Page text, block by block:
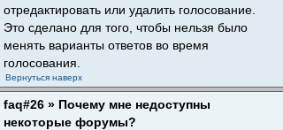
отредактировать или удалить голосование.
Это сделано для того, чтобы нельзя было
менять варианты ответов во время
голосования.
Вернуться наверх
faq#26 » Почему мне недоступны
некоторые форумы?